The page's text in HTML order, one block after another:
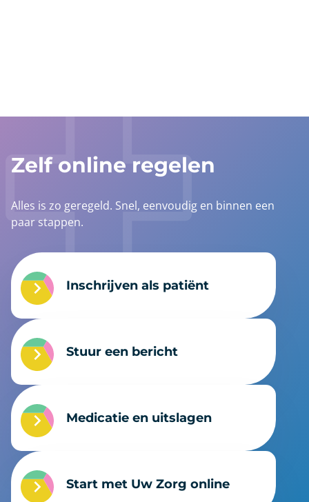
Zelf online regelen
Alles is zo geregeld. Snel, eenvoudig en binnen een
paar stappen.
Inschrijven als patiënt
Stuur een bericht
Medicatie en uitslagen
Start met Uw Zorg online